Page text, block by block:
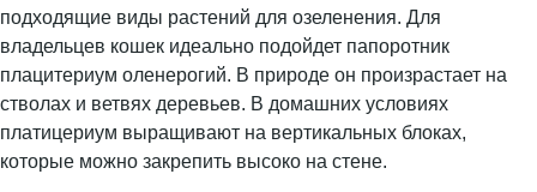
подходящие виды растений для озеленения. Для
владельцев кошек идеально подойдет папоротник
плацитериум оленерогий. В природе он произрастает на
стволах и ветвях деревьев. В домашних условиях
платицериум выращивают на вертикальных блоках,
которые можно закрепить высоко на стене.